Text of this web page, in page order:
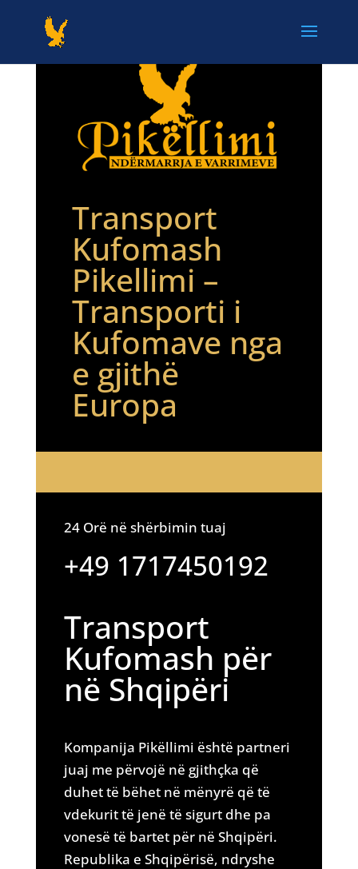
Transport
Kufomash
Pikellimi –
Transporti i
Kufomave nga
e gjithë
Europa
24 Orë në shërbimin tuaj
+49 1717450192
Transport
Kufomash për
në Shqipëri
Kompanija Pikëllimi është partneri
juaj me përvojë në gjithçka që
duhet të bëhet në mënyrë që të
vdekurit të jenë të sigurt dhe pa
vonesë të bartet për në Shqipëri.
Republika e Shqipërisë, ndryshe